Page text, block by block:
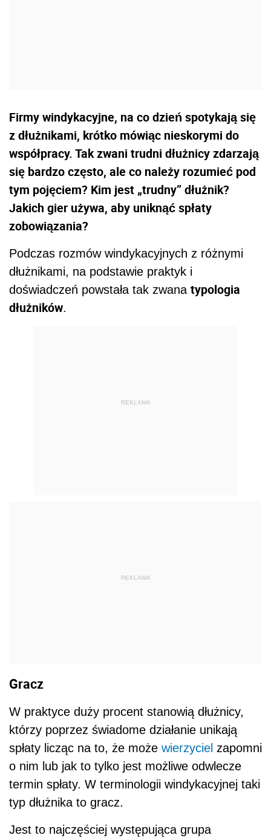
Firmy windykacyjne, na co dzień spotykają się
z dłużnikami, krótko mówiąc nieskorymi do
współpracy. Tak zwani trudni dłużnicy zdarzają
się bardzo często, ale co należy rozumieć pod
tym pojęciem? Kim jest „trudny” dłużnik?
Jakich gier używa, aby uniknąć spłaty
zobowiązania?
Podczas rozmów windykacyjnych z różnymi
dłużnikami, na podstawie praktyk i
doświadczeń powstała tak zwana typologia
dłużników.
REKLAMA
REKLAMA
Gracz
W praktyce duży procent stanowią dłużnicy,
którzy poprzez świadome działanie unikają
spłaty licząc na to, że może wierzyciel zapomni
o nim lub jak to tylko jest możliwe odwlecze
termin spłaty. W terminologii windykacyjnej taki
typ dłużnika to gracz.
Jest to najczęściej występująca grupa